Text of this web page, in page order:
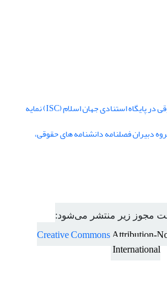
فصلنامه دانشنامه های حقوقی در پایگاه استنادی جهان اسلام (ISC) نمایه
دبیران فصلنامه دانشنامه های حقوقی،
مجوز زیر منتشر می‌شود:
Creative Commons Attribution-
International